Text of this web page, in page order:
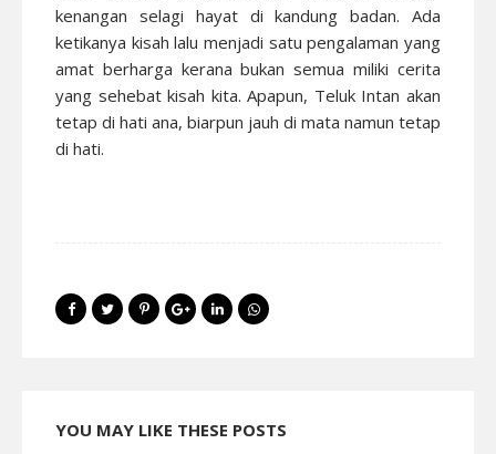
kenangan selagi hayat di kandung badan. Ada
ketikanya kisah lalu menjadi satu pengalaman yang
amat berharga kerana bukan semua miliki cerita
yang sehebat kisah kita. Apapun, Teluk Intan akan
tetap di hati ana, biarpun jauh di mata namun tetap
di hati.
YOU MAY LIKE THESE POSTS